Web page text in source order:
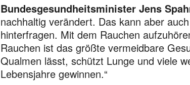
Bundesgesundheitsminister Jens
nachhaltig verändert. Das kann aber
hinterfragen. Mit dem Rauchen
Rauchen ist das größte vermeidbare
Qualmen lässt, schützt Lunge und viele
Lebensjahre gewinnen.“